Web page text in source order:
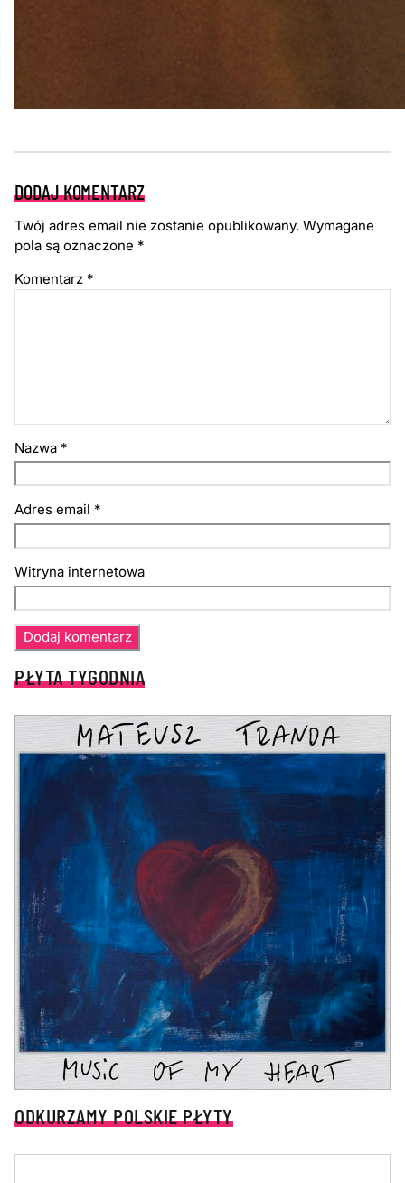
DODAJ KOMENTARZ
Twój adres email nie zostanie opublikowany. Wymagane
pola są oznaczone *
Komentarz *
Nazwa *
Adres email *
Witryna internetowa
PŁYTA TYGODNIA
ODKURZAMY POLSKIE PŁYTY